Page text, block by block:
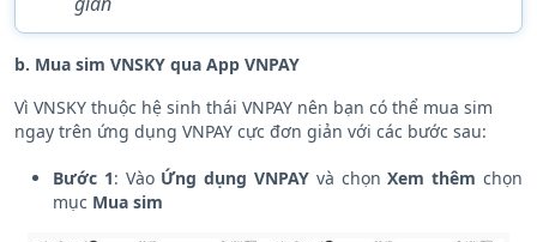
b. Mua sim VNSKY qua App VNPAY
Vì VNSKY thuộc hệ sinh thái VNPAY nên bạn có thể mua sim
ngay trên ứng dụng VNPAY cực đơn giản với các bước sau:
Bước 1: Vào Ứng dụng VNPAY và chọnXem thêm chọn
mục Mua sim